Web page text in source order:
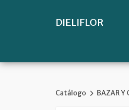
DIELIFLOR
Catálogo BAZAR Y